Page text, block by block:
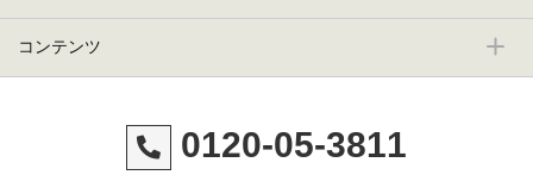
コンテンツ
0120-05-3811